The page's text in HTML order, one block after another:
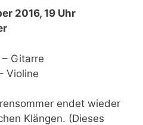
2016, 19 Uhr
Gitarre
Violine
endet wieder
Klängen. (Dieses